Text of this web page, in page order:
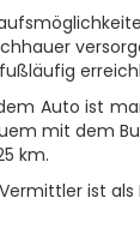
Auto ist
mit dem
km.
ist